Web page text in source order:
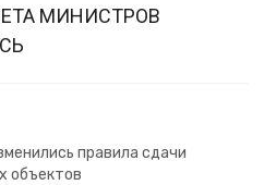
МИНИСТРОВ
правила сдачи
объектов